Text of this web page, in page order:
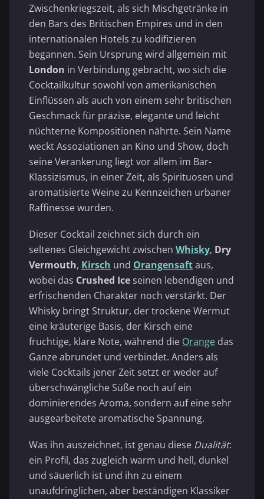
Zwischenkriegszeit, als sich Mischgetränke in
den Bars des Britischen Empires und in den
internationalen Hotels zu kodifizieren
begannen. Sein Ursprung wird allgemein mit
London in Verbindung gebracht, wo sich die
Cocktailkultur sowohl von amerikanischen
Einflüssen als auch von einem sehr britischen
Geschmack für präzise, elegante und leicht
nüchterne Kompositionen nährte. Sein Name
weckt Assoziationen an Kino und Show, doch
seine Verankerung liegt vor allem im Bar-
Klassizismus, in einer Zeit, als Spirituosen und
aromatisierte Weine zu Kennzeichen urbaner
Raffinesse wurden.
Dieser Cocktail zeichnet sich durch ein
seltenes Gleichgewicht zwischen Whisky, Dry
Vermouth, Kirsch und Orangensaftaus,
wobei das Crushed Ice seinen lebendigen und
erfrischenden Charakter noch verstärkt. Der
Whisky bringt Struktur, der trockene Wermut
eine kräuterige Basis, der Kirsch eine
fruchtige, klare Note, während die Orange das
Ganze abrundet und verbindet. Anders als
viele Cocktails jener Zeit setzt er weder auf
überschwängliche Süße noch auf ein
dominierendes Aroma, sondern auf eine sehr
ausgearbeitete aromatische Spannung.
Was ihn auszeichnet, ist genau diese Dualität:
ein Profil, das zugleich warm und hell, dunkel
und säuerlich ist und ihn zu einem
unaufdringlichen, aber beständigen Klassiker